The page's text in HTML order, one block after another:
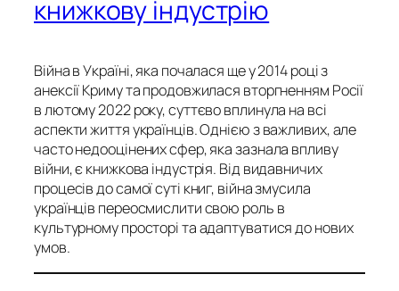
книжкову індустрію
Війна в Україні, яка почалася ще у 2014 році з
анексії Криму та продовжилася вторгненням Росії
в лютому 2022 року, суттєво вплинула на всі
аспекти життя українців. Однією з важливих, але
часто недооцінених сфер, яка зазнала впливу
війни, є книжкова індустрія. Від видавничих
процесів до самої суті книг, війна змусила
українців переосмислити свою роль в
культурному просторі та адаптуватися до нових
умов.